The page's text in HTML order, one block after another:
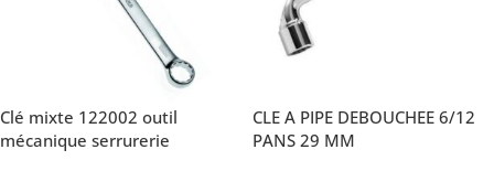
Clé mixte 122002 outil
mécanique serrurerie
CLE A PIPE DEBOUCHEE 6/12
PANS 29 MM